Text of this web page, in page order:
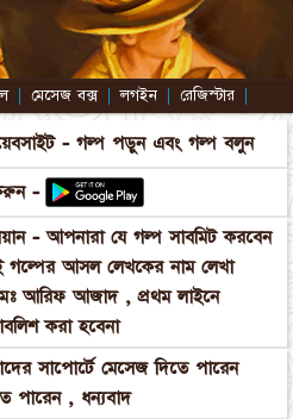
| মেসেজ বক্স | লগইন | রেজিস্টার |
- গল্প পড়ুন এবং গল্প বলুন
-
- আপনারা যে গল্প সাবমিট করবেন
গল্পের আসল লেখকের নাম লেখা
আরিফ আজাদ , প্রথম লাইনে
করা হবেনা
সাপোর্টে মেসেজ দিতে পারেন
পারেন , ধন্যবাদ